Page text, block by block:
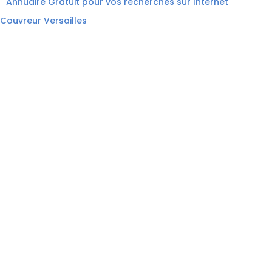
Couvreur Versailles